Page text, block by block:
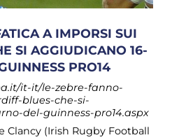
A IMPORSI SUI
SI AGGIUDICANO 16-
PRO14
it-it/le-zebre-fanno-
blues-che-si-
del-guinness-pro14.aspx
Clancy (Irish Rugby Football